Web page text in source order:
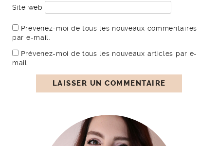
Site web
Prévenez-moi de tous les nouveaux commentaires
par e-mail.
Prévenez-moi de tous les nouveaux articles par e-
mail.